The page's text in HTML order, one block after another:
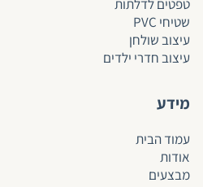
טפטים לדלתות
שטיחי PVC
עיצוב שולחן
עיצוב חדרי ילדים
מידע
עמוד הבית
אודות
מבצעים